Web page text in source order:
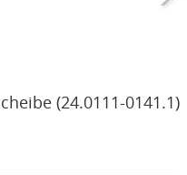
(24.0111-0141.1)